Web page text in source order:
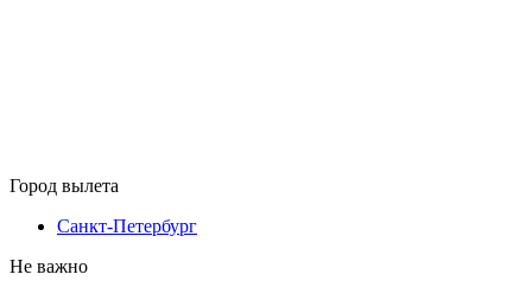
Город вылета
Санкт-Петербург
Не важно